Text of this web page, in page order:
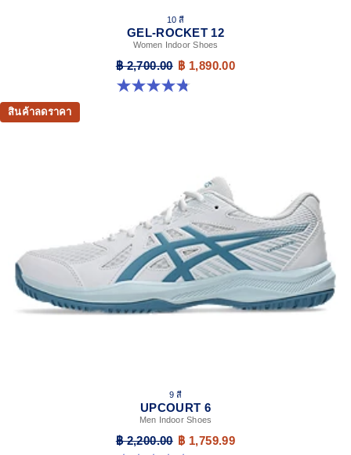
10 สี
GEL-ROCKET 12
Women Indoor Shoes
฿ 2,700.00 ฿ 1,890.00
4.8 จาก 5 ดาว 151 รีวิว
สินค้าลดราคา
9 สี
UPCOURT 6
Men Indoor Shoes
฿ 2,200.00 ฿ 1,759.99